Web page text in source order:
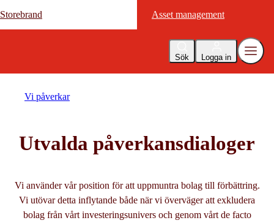
Storebrand Asset management
Sök Logga in
Storebrand Asset management
Vi påverkar
Utvalda påverkansdialoger
Vi använder vår position för att uppmuntra bolag till förbättring.
Vi utövar detta inflytande både när vi överväger att exkludera
bolag från vårt investeringsunivers och genom vårt de facto